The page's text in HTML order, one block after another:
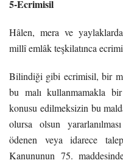
5-Ecrimisil
Hâlen, mera ve
millî emlâk teşkilatınca
Bilindiği gibi ecrimisil, bir
bu malı kullanmamakla
konusu edilmeksizin bu
olursa olsun
ödenen veya idarece
Kanununun 75.